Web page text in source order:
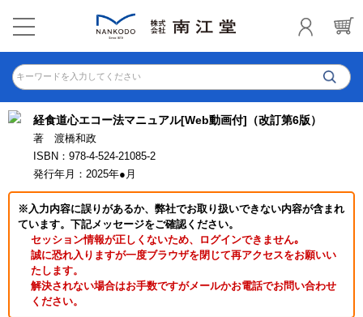
キーワードを入力してください
経食道心エコー法マニュアル[Web動画付]（改訂第6版）
著 渡橋和政
ISBN：978-4-524-21085-2
発行年月：2025年●月
※入力内容に誤りがあるか、弊社でお取り扱いできない内容が含まれ
ています。下記メッセージをご確認ください。
セッション情報が正しくないため、ログインできません｡
誠に恐れ入りますが一度ブラウザを閉じて再アクセスをお願いい
たします。
解決されない場合はお手数ですがメールかお電話でお問い合わせ
ください。